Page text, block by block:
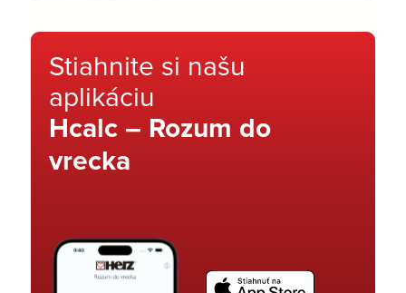
Stiahnite si našu
aplikáciu
Hcalc – Rozum do
vrecka